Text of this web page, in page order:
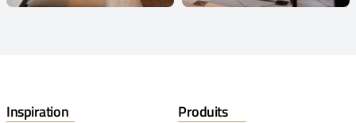
Inspiration Produits